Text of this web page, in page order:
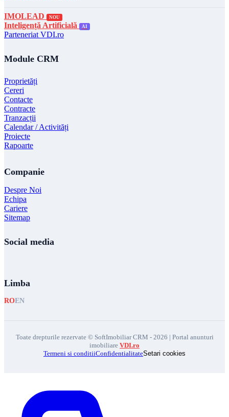
IMOLEAD NOU
Inteligență Artificială AI
Parteneriat VDI.ro
Module CRM
Proprietăți
Cereri
Contacte
Contracte
Tranzacții
Calendar / Activități
Proiecte
Rapoarte
Companie
Despre Noi
Echipa
Cariere
Sitemap
Social media
Limba
ROEN
Toate drepturile rezervate © SoftImobiliar CRM - 2026 | Portal anunturi
imobiliare VDI.ro
Termeni si conditiiConfidentialitateSetari cookies